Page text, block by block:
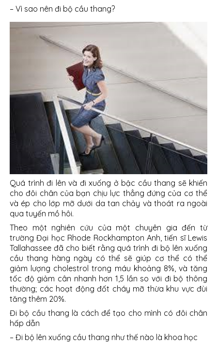
– Vì sao nên đi bộ cầu thang?
Quá trình đi lên và đi xuống ở bậc cầu thang sẽ khiến
cho đôi chân của bạn chịu lực thẳng đứng của cơ thể
và ép cho lớp mỡ dưới da tan chảy và thoát ra ngoài
qua tuyến mồ hôi.
Theo một nghiên cứu của một chuyên gia đến từ
trường Đại học Rhode Rockhampton Anh, tiến sĩ Lewis
Tallahassee đã cho biết rằng quá trình đi bộ lên xuống
cầu thang hàng ngày có thể sẽ giúp cơ thể có thể
giảm lượng cholestrol trong máu khoảng 8%, và tăng
tốc độ giảm cân nhanh hơn 1,5 lần so với đi bộ thông
thường; các hoạt động đốt cháy mỡ thừa khu vực đùi
tăng thêm 20%.
Đi bộ cầu thang là cách để tạo cho mình có đôi chân
hấp dẫn
– Đi bộ lên xuống cầu thang như thế nào là khoa học